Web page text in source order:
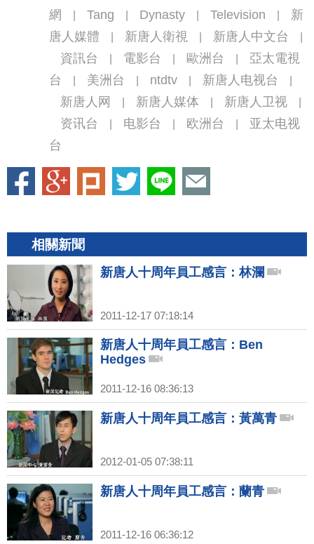
網
Tang Dynasty Television
新
唐人媒體
新唐人衛視 新唐人中文台
資訊台 電影台 歐洲台
亞太電視
台
美洲台 ntdtv 新唐人电视台
新唐人网 新唐人媒体 新唐人卫视
资讯台 电影台 欧洲台
亚太电视
台
相關新聞
新唐人十周年員工感言：林瀾
2011-12-17 07:18:14
新唐人十周年員工感言：Ben
Hedges
2011-12-16 08:36:13
新唐人十周年員工感言：黃萬青
2012-01-05 07:38:11
新唐人十周年員工感言：蘭青
2011-12-16 06:36:12